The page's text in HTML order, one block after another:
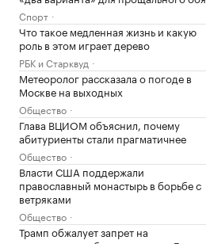
Спорт
Что такое медленная жизнь и какую
роль в этом играет дерево
РБК и Старквуд
Метеоролог рассказала о погоде в
Москве на выходных
Общество
Глава ВЦИОМ объяснил, почему
абитуриенты стали прагматичнее
Общество
Власти США поддержали
православный монастырь в борьбе с
ветряками
Общество
Трамп обжалует запрет на